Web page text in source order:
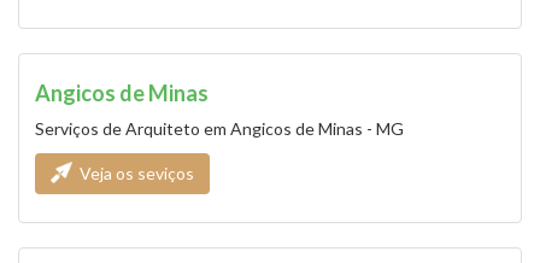
Angicos de Minas
Serviços de Arquiteto em Angicos de Minas - MG
Veja os seviços